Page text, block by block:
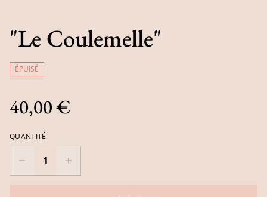
"Le Coulemelle"
ÉPUISÉ
40,00 €
QUANTITÉ